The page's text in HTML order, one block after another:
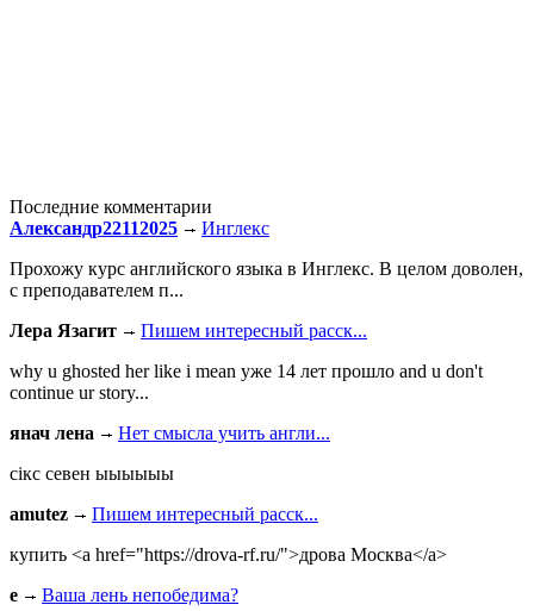
Последние комментарии
Александр22112025
Инглекс
Прохожу курс английского языка в Инглекс. В целом доволен,
с преподавателем п...
Лера Язагит
Пишем интересный расск...
why u ghosted her like i mean уже 14 лет прошло and u don't
continue ur story...
янач лена
Нет смысла учить англи...
сiкс севен ыыыыыы
amutez
Пишем интересный расск...
купить <a href="https://drova-rf.ru/">дрова Москва</a>
e
Ваша лень непобедима?